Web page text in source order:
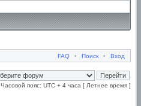
FAQ • Поиск • Вход
Часовой пояс: UTC + 4 часа [ Летнее время ]